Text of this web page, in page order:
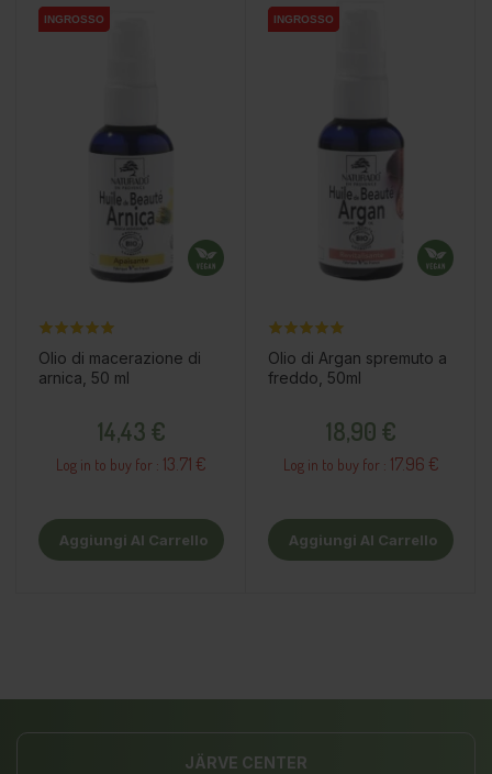
INGROSSO
INGROSSO
Olio di macerazione di
arnica, 50 ml
14,43 €
Log in to buy for : 13.71 €
Aggiungi Al Carrello
INGROSSO
INGROSSO
Olio di Argan spremuto a
freddo, 50ml
18,90 €
Log in to buy for : 17.96 €
Aggiungi Al Carrello
JÄRVE CENTER